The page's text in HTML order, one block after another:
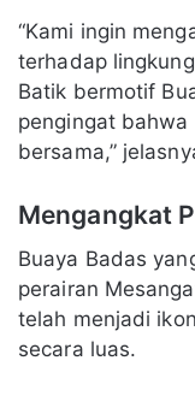
“Kami ingin
terhadap
Batik bermotif
pengingat
bersama,”
Mengangkat
Buaya Badas
perairan
telah menjadi
secara luas.